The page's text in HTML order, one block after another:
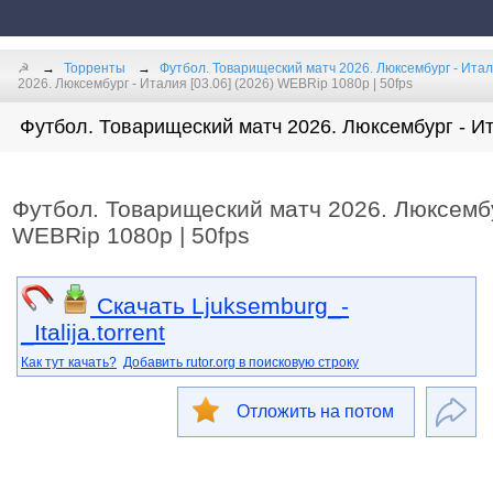
☭ Торренты
Футбол. Товарищеский матч 2026. Люксембург -
2026. Люксембург - Италия [03.06] (2026) WEBRip 1080p | 50fps
Футбол. Товарищеский матч 2026. Люксембург -
Футбол. Товарищеский матч 2026.
WEBRip 1080p | 50fps
Скачать Ljuksemburg_-
_Italija.torrent
Как тут качать? Добавить rutor.org в поисковую строку
Отложить на потом